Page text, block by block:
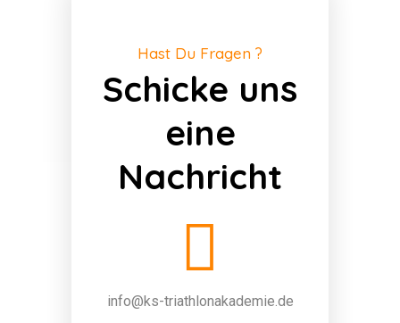
Hast Du Fragen ?
Schicke uns
eine
Nachricht
info@ks-triathlonakademie.de